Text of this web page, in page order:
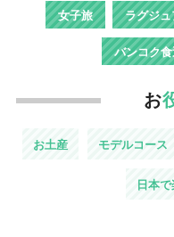
女子旅 ラグジュ
バンコク
お
お土産 モデルコース
日本